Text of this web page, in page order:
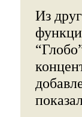
Из